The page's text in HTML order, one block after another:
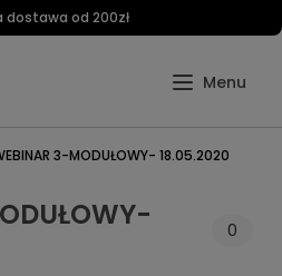
dostawa od 200zł
3-MODUŁOWY- 18.05.2020
0